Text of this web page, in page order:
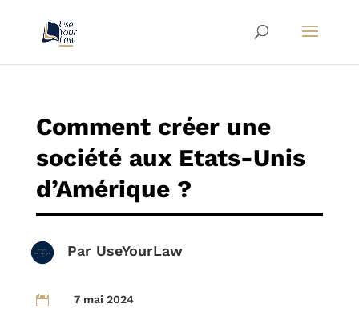
Comment créer une
société aux Etats-Unis
d’Amérique ?
Par UseYourLaw
 7 mai 2024